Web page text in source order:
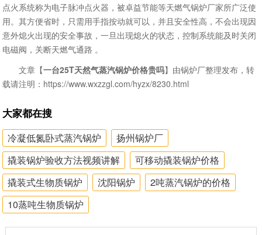
点火系统称为电子脉冲点火器，被卓益节能等天燃气锅炉厂家所广泛使
用。其方便省时，只需用手指按动就可以，并且安全性高，不会出现因
意外熄火出现的安全事故，一旦出现熄火的状态，控制系统能及时关闭
电磁阀，关断天燃气通路 。
文章【一台25T天然气蒸汽锅炉价格贵吗】由锅炉厂整理发布，转
载请注明：https://www.wxzzgl.com/hyzx/8230.html
大家都在搜
冷凝低氮卧式蒸汽锅炉
扬州锅炉厂
撬装锅炉验收方法视频讲解
可移动撬装锅炉价格
撬装式生物质锅炉
沈阳锅炉
2吨蒸汽锅炉的价格
10蒸吨生物质锅炉